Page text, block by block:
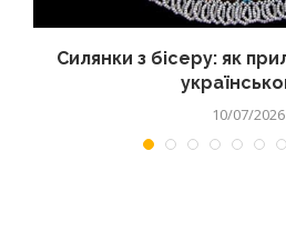
Силянки з бісеру: як
10/07/2026